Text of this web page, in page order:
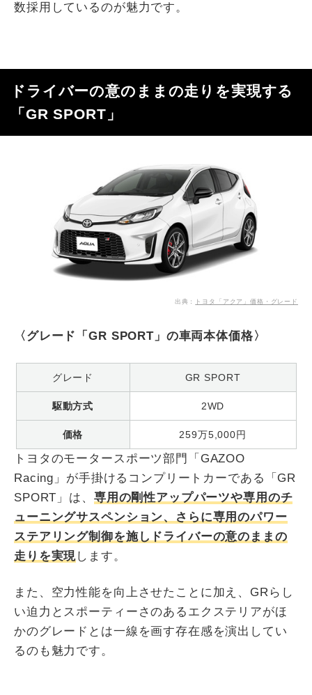
数採用しているのが魅力です。
ドライバーの意のままの走りを実現する
「GR SPORT」
出典： トヨタ「アクア」価格・グレード
〈グレード「GR SPORT」の車両本体価格〉
グレード GR SPORT
駆動方式 2WD
価格 259万5,000円
トヨタのモータースポーツ部門「GAZOO
Racing」が手掛けるコンプリートカーである「GR
SPORT」は、 専用の剛性アップパーツや専用のチ
ューニングサスペンション、さらに専用のパワー
ステアリング制御を施しドライバーの意のままの
走りを実現します。
また、空力性能を向上させたことに加え、GRらし
い迫力とスポーティーさのあるエクステリアがほ
かのグレードとは一線を画す存在感を演出してい
るのも魅力です。